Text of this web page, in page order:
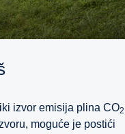
izvor emisija plina CO2
moguće je postići